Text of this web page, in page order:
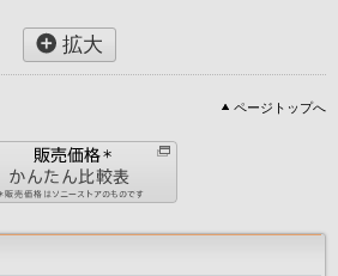
拡大
ページトップへ